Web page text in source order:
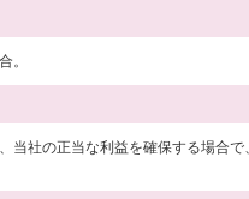
。
社の正当な利益を確保する場合